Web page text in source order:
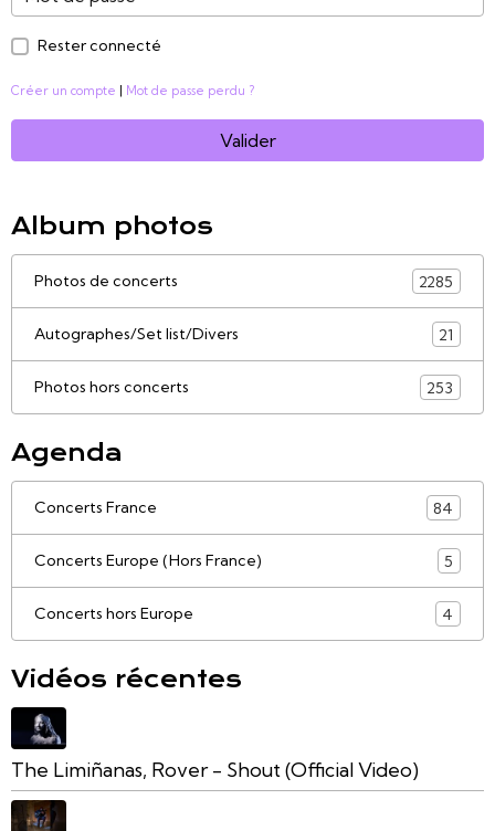
Rester connecté
Créer un compte Mot de passe perdu ?
Valider
Album photos
Photos de concerts 2285
Autographes/Set list/Divers 21
Photos hors concerts 253
Agenda
Concerts France 84
Concerts Europe (Hors France) 5
Concerts hors Europe 4
Vidéos récentes
The Limiñanas, Rover - Shout (Official Video)